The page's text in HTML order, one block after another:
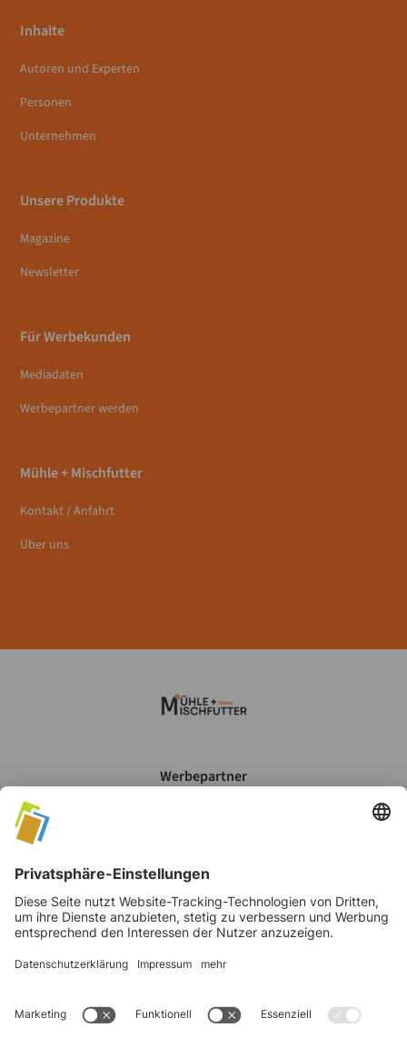
Inhalte
Autoren und Experten
Personen
Unternehmen
Unsere Produkte
Magazine
Newsletter
Für Werbekunden
Mediadaten
Werbepartner werden
Mühle + Mischfutter
Kontakt / Anfahrt
Über uns
Werbepartner
Datenschutz
AGB's